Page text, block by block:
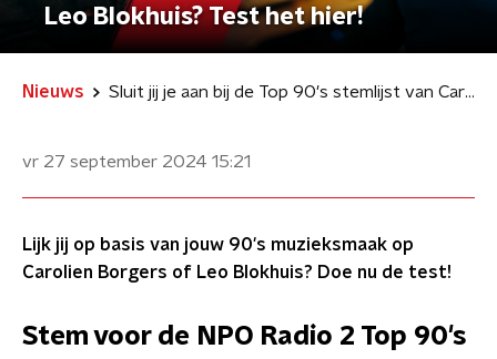
Leo Blokhuis? Test het hier!
Nieuws Sluit jij je aan bij de Top 90's stemlijst van Carolien Borgers of Leo Blokhuis? Test het hier!
vr 27 september 2024 15:21
Lijk jij op basis van jouw 90's muzieksmaak op
Carolien Borgers of Leo Blokhuis? Doe nu de test!
Stem voor de NPO Radio 2 Top 90's